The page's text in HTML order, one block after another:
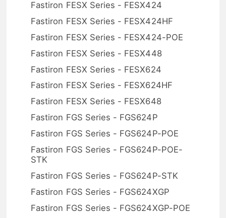
Fastiron FESX Series - FESX424
Fastiron FESX Series - FESX424HF
Fastiron FESX Series - FESX424-POE
Fastiron FESX Series - FESX448
Fastiron FESX Series - FESX624
Fastiron FESX Series - FESX624HF
Fastiron FESX Series - FESX648
Fastiron FGS Series - FGS624P
Fastiron FGS Series - FGS624P-POE
Fastiron FGS Series - FGS624P-POE-
STK
Fastiron FGS Series - FGS624P-STK
Fastiron FGS Series - FGS624XGP
Fastiron FGS Series - FGS624XGP-POE